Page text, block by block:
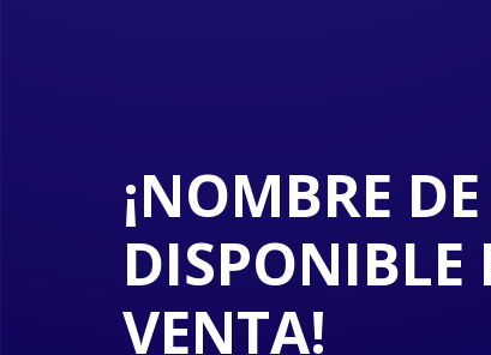
¡NOMBRE
DISPONIBLE
VENTA!